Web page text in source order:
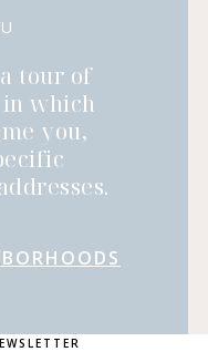
tour of
which
you,